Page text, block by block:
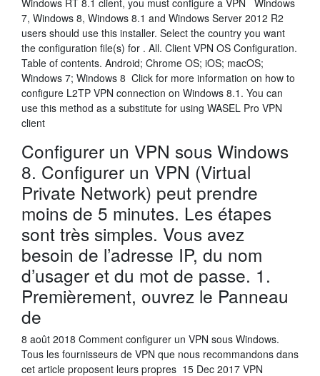
Windows RT 8.1 client, you must configure a VPN Windows
7, Windows 8, Windows 8.1 and Windows Server 2012 R2
users should use this installer. Select the country you want
the configuration file(s) for . All. Client VPN OS Configuration.
Table of contents. Android; Chrome OS; iOS; macOS;
Windows 7; Windows 8 Click for more information on how to
configure L2TP VPN connection on Windows 8.1. You can
use this method as a substitute for using WASEL Pro VPN
client
Configurer un VPN sous Windows
8. Configurer un VPN (Virtual
Private Network) peut prendre
moins de 5 minutes. Les étapes
sont très simples. Vous avez
besoin de l’adresse IP, du nom
d’usager et du mot de passe. 1.
Premièrement, ouvrez le Panneau
de
8 août 2018 Comment configurer un VPN sous Windows.
Tous les fournisseurs de VPN que nous recommandons dans
cet article proposent leurs propres 15 Dec 2017 VPN